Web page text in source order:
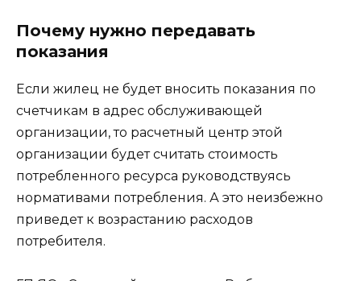
Почему нужно передавать
показания
Если жилец не будет вносить показания по
счетчикам в адрес обслуживающей
организации, то расчетный центр этой
организации будет считать стоимость
потребленного ресурса руководствуясь
нормативами потребления. А это неизбежно
приведет к возрастанию расходов
потребителя.